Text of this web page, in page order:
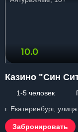
10.0
Казино "Син
1-5 человек
г. Екатеринбург,
Забронировать